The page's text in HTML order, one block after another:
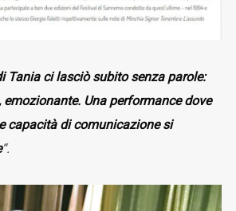
Tania ci lasciò subito senza parole:
Una performance dove
capacità di comunicazione si
“.